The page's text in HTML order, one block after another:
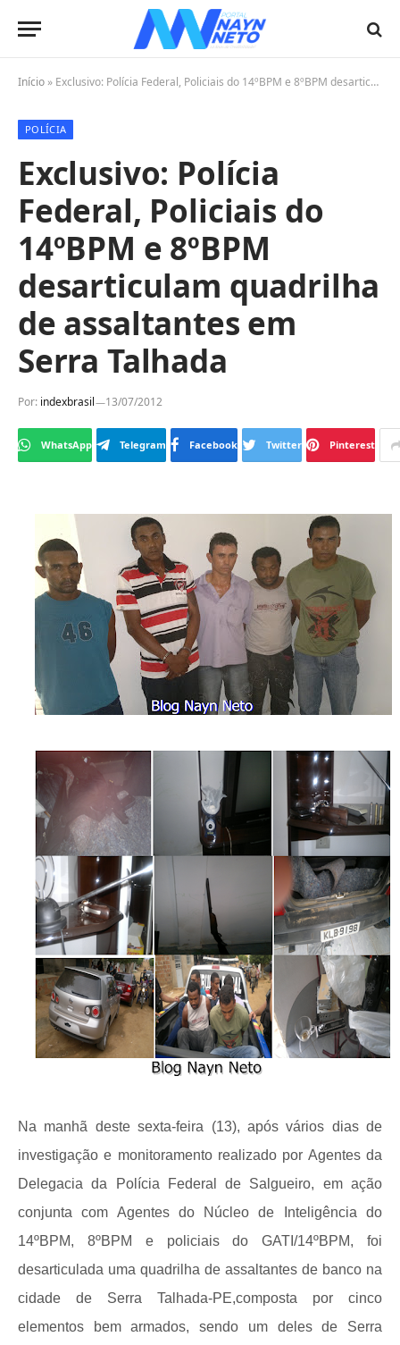
Início » Exclusivo: Polícia Federal, Policiais do 14ºBPM e 8ºBPM desarticulam quadrilha de assaltantes em Serra Talhada
POLÍCIA
Exclusivo: Polícia
Federal, Policiais do
14ºBPM e 8ºBPM
desarticulam quadrilha
de assaltantes em
Serra Talhada
Por: indexbrasil 13/07/2012
WhatsApp Telegram Facebook Twitter Pinterest
Na manhã deste sexta-feira (13), após vários dias de
investigação e monitoramento realizado por Agentes da
Delegacia da Polícia Federal de Salgueiro, em ação
conjunta com Agentes do Núcleo de Inteligência do
14ºBPM, 8ºBPM e policiais do GATI/14ºBPM, foi
desarticulada uma quadrilha de assaltantes de banco na
cidade de Serra Talhada-PE,composta por cinco
elementos bem armados, sendo um deles de Serra